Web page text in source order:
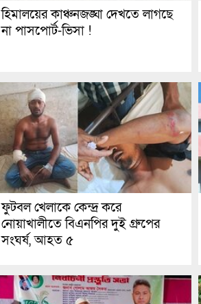
হিমালয়ের কাঞ্চনজঙ্ঘা দেখতে লাগছে
না পাসপোর্ট-ভিসা !
ফুটবল খেলাকে কেন্দ্র করে
নোয়াখালীতে বিএনপির দুই গ্রুপের
সংঘর্ষ, আহত ৫